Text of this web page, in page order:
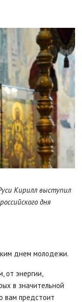
Кирилл выступил
дня
днем молодежи.
энергии,
в значительной
вам предстоит